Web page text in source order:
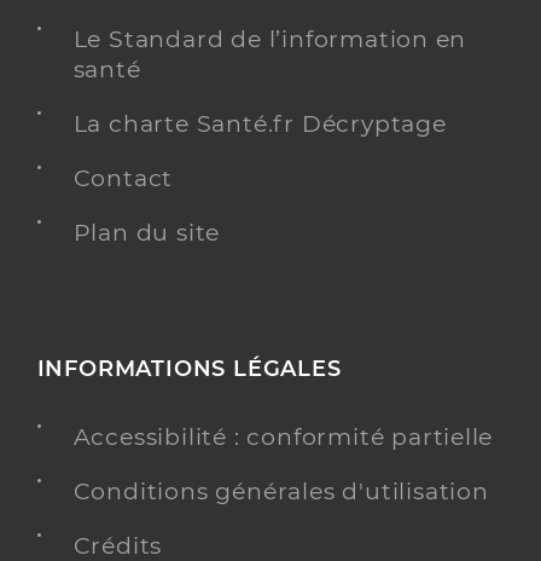
Le Standard de l’information en
santé
La charte Santé.fr Décryptage
Contact
Plan du site
INFORMATIONS LÉGALES
Accessibilité : conformité partielle
Conditions générales d'utilisation
Crédits